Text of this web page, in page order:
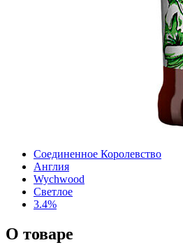
Соединенное Королевство
Англия
Wychwood
Светлое
3.4%
О товаре